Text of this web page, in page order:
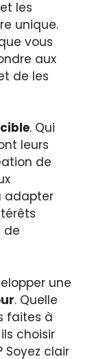
et les
unique.
vous
aux
de les
. Qui
leurs
de
adapter
de
une
. Quelle
faites à
choisir
Soyez clair